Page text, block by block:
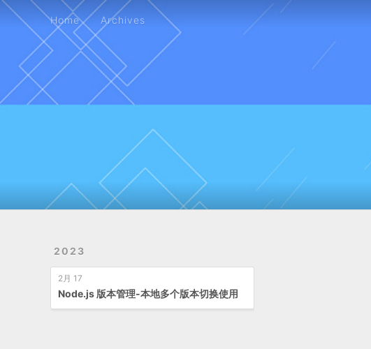
Home Archives
2023
2月 17
Node.js 版本管理-本地多个版本切换使用
Home Archives